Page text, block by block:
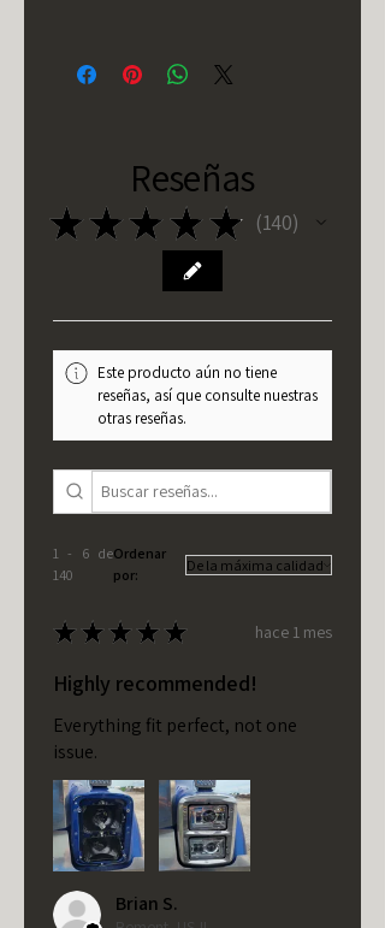
Reseñas
★ ★ ★ ★ ★ 140
140
Este producto aún no tiene
reseñas, así que consulte nuestras
otras reseñas.
1 - 6 de
140
Ordenar
por:
★ ★ ★ ★ ★ hace 1 mes
Highly recommended!
Everything fit perfect, not one
issue.
Brian S.